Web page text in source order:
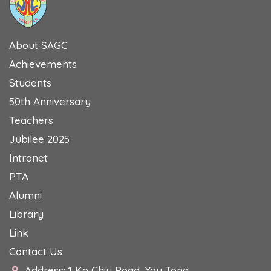
About SAGC
Achievements
Students
50th Anniversary
Teachers
Jubilee 2025
Intranet
PTA
Alumni
Library
Link
Contact Us